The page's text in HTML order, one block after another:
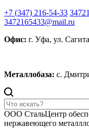
+7 (347) 216-54-33
3472165433@mail.ru
Офис: г. Уфа, ул.
Металлобаза: с.
ООО СтальЦентр
нержавеющего